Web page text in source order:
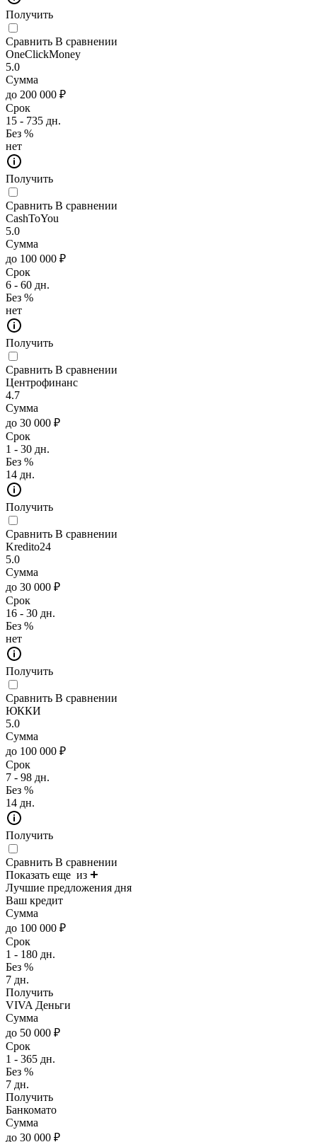
Получить
Сравнить В сравнении
OneClickMoney
5.0
Сумма
до 200 000 ₽
Срок
15 - 735 дн.
Без %
нет
Получить
Сравнить В сравнении
CashToYou
5.0
Сумма
до 100 000 ₽
Срок
6 - 60 дн.
Без %
нет
Получить
Сравнить В сравнении
Центрофинанс
4.7
Сумма
до 30 000 ₽
Срок
1 - 30 дн.
Без %
14 дн.
Получить
Сравнить В сравнении
Kredito24
5.0
Сумма
до 30 000 ₽
Срок
16 - 30 дн.
Без %
нет
Получить
Сравнить В сравнении
ЮККИ
5.0
Сумма
до 100 000 ₽
Срок
7 - 98 дн.
Без %
14 дн.
Получить
Сравнить В сравнении
Показать еще из
Лучшие предложения дня
Ваш кредит
Сумма
до 100 000 ₽
Срок
1 - 180 дн.
Без %
7 дн.
Получить
VIVA Деньги
Сумма
до 50 000 ₽
Срок
1 - 365 дн.
Без %
7 дн.
Получить
Банкомато
Сумма
до 30 000 ₽